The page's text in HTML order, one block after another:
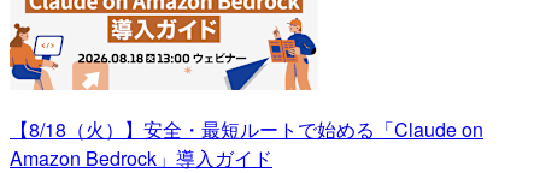
【8/18（火）】安全・最短ルートで始める「Claude on
Amazon Bedrock」導入ガイド